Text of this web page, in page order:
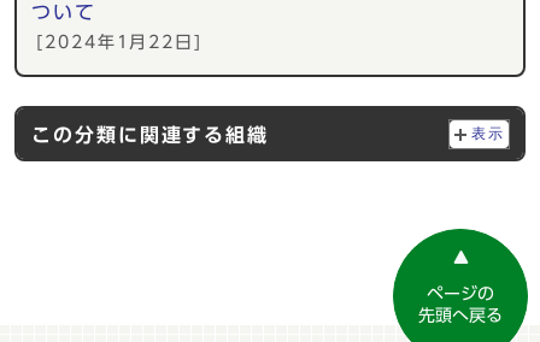
ついて
[2024年1月22日]
この分類に関連する組織 表示
ページの
先頭へ戻る